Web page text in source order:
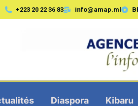
+223 20 22 36 83 info@amap.ml
Diaspora Kibaru